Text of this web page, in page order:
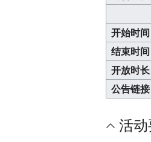
开始时间
结束时间
开放时长
公告链接
活